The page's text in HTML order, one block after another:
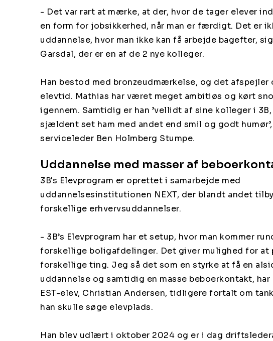
- Det var rart at mærke, at der, hvor de tager elever
en form for jobsikkerhed, når man er færdigt. Det er
uddannelse, hvor man ikke kan få arbejde bagefter,
Garsdal, der er en af de 2 nye kolleger.
Han bestod med bronzeudmærkelse, og det afspejler
elevtid. Mathias har været meget ambitiøs og kørt
igennem. Samtidig er han ’vellidt af sine kolleger i 3B,
sjældent set ham med andet end smil og godt
serviceleder Ben Holmberg Stumpe.
Uddannelse med masser af
3B's Elevprogram er oprettet i samarbejde med
uddannelsesinstitutionen NEXT, der blandt andet
forskellige erhvervsuddannelser.
- 3B’s Elevprogram har et setup, hvor man kommer
forskellige boligafdelinger. Det giver mulighed for at
forskellige ting. Jeg så det som en styrke at få en
uddannelse og samtidig en masse beboerkontakt, har
EST-elev, Christian Andersen, tidligere fortalt om
han skulle søge elevplads.
Han blev udlært i oktober 2024 og er i dag